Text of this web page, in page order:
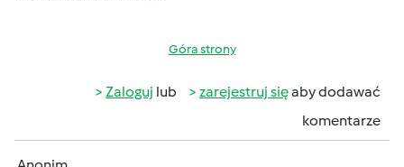
Góra strony
Zaloguj lub zarejestruj sięaby dodawać
komentarze